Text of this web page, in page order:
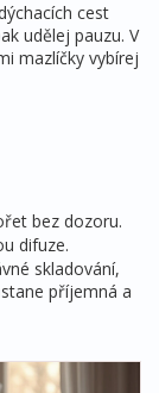
cest
udělej pauzu. V
mazlíčky vybírej
bez dozoru.
difuze.
skladování,
příjemná a